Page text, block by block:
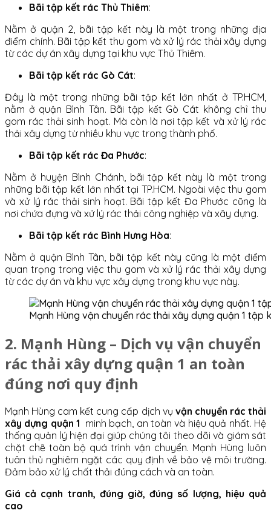
Bãi tập kết rác Thủ Thiêm:
Nằm ở quận 2, bãi tập kết này là một trong những địa
điểm chính. Bãi tập kết thu gom và xử lý rác thải xây dựng
từ các dự án xây dựng tại khu vực Thủ Thiêm.
Bãi tập kết rác Gò Cát:
Đây là một trong những bãi tập kết lớn nhất ở TP.HCM,
nằm ở quận Bình Tân. Bãi tập kết Gò Cát không chỉ thu
gom rác thải sinh hoạt. Mà còn là nơi tập kết và xử lý rác
thải xây dựng từ nhiều khu vực trong thành phố.
Bãi tập kết rác Đa Phước:
Nằm ở huyện Bình Chánh, bãi tập kết này là một trong
những bãi tập kết lớn nhất tại TP.HCM. Ngoài việc thu gom
và xử lý rác thải sinh hoạt. Bãi tập kết Đa Phước cũng là
nơi chứa đựng và xử lý rác thải công nghiệp và xây dựng.
Bãi tập kết rác Bình Hưng Hòa:
Nằm ở quận Bình Tân, bãi tập kết này cũng là một điểm
quan trọng trong việc thu gom và xử lý rác thải xây dựng
từ các dự án và khu vực xây dựng trong khu vực này.
Mạnh Hùng vận chuyển rác thải xây dựng quận 1 tập
2. Mạnh Hùng – Dịch vụ vận chuyển
rác thải xây dựng quận 1 an toàn
đúng nơi quy định
Mạnh Hùng cam kết cung cấp dịch vụ vận chuyển rác thải
xây dựng quận 1 minh bạch, an toàn và hiệu quả nhất. Hệ
thống quản lý hiện đại giúp chúng tôi theo dõi và giám sát
chặt chẽ toàn bộ quá trình vận chuyển. Mạnh Hùng luôn
tuân thủ nghiêm ngặt các quy định về bảo vệ môi trường.
Đảm bảo xử lý chất thải đúng cách và an toàn.
Giá cả cạnh tranh, đúng giờ, đúng số lượng, hiệu quả
cao